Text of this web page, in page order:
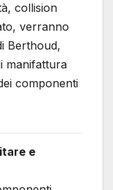
collision
verranno
Berthoud,
manifattura
componenti
e